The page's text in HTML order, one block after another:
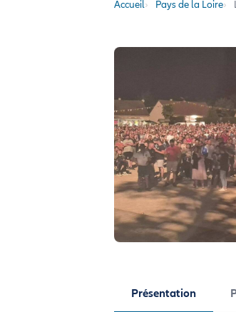
Accueil Pays de la Loire
Présentation